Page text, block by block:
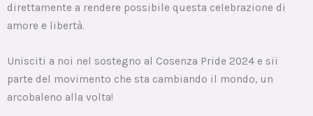
direttamente a rendere possibile questa celebrazione di
amore e libertà.
Unisciti a noi nel sostegno al Cosenza Pride 2024 e sii
parte del movimento che sta cambiando il mondo, un
arcobaleno alla volta!